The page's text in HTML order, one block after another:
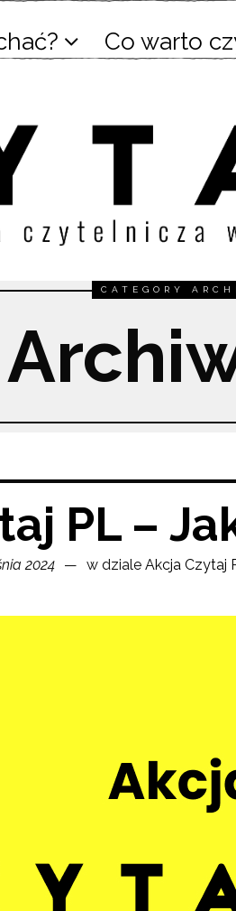
Co warto
CATEGORY
PL –
2024 w dziale Akcja Czytaj